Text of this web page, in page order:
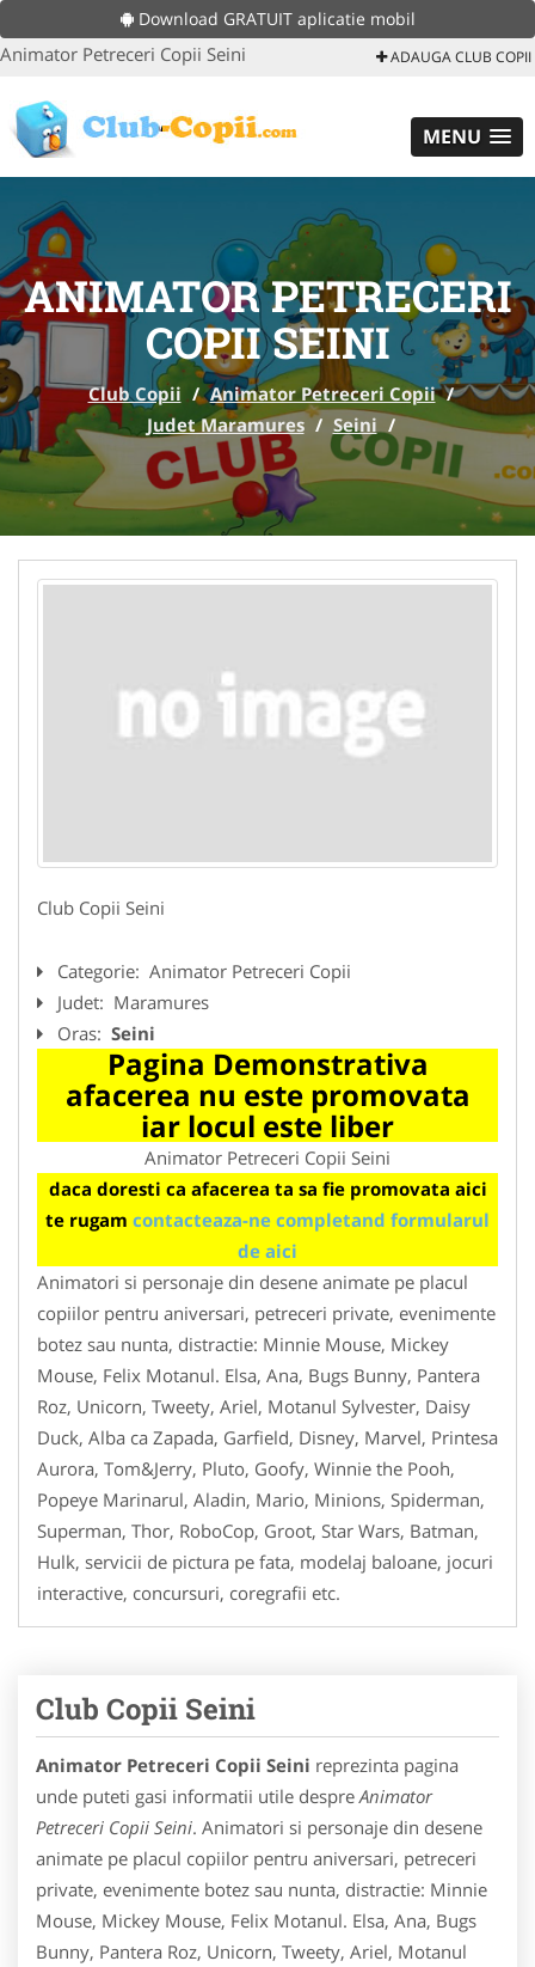
Download GRATUIT aplicatie mobil
Animator Petreceri Copii Seini ADAUGA CLUB COPII
MENU
ANIMATOR PETRECERI
COPII SEINI
Club Copii / Animator Petreceri Copii /
Judet Maramures / Seini /
Club Copii Seini
Categorie: Animator Petreceri Copii
Judet: Maramures
Oras: Seini
Pagina Demonstrativa
afacerea nu este promovata
iar locul este liber
Animator Petreceri Copii Seini
daca doresti ca afacerea ta sa fie promovata aici
te rugam contacteaza-ne completand formularul
de aici
Animatori si personaje din desene animate pe placul
copiilor pentru aniversari, petreceri private, evenimente
botez sau nunta, distractie: Minnie Mouse, Mickey
Mouse, Felix Motanul. Elsa, Ana, Bugs Bunny, Pantera
Roz, Unicorn, Tweety, Ariel, Motanul Sylvester, Daisy
Duck, Alba ca Zapada, Garfield, Disney, Marvel, Printesa
Aurora, Tom&Jerry, Pluto, Goofy, Winnie the Pooh,
Popeye Marinarul, Aladin, Mario, Minions, Spiderman,
Superman, Thor, RoboCop, Groot, Star Wars, Batman,
Hulk, servicii de pictura pe fata, modelaj baloane, jocuri
interactive, concursuri, coregrafii etc.
Club Copii Seini
Animator Petreceri Copii Seini reprezinta pagina
unde puteti gasi informatii utile despre Animator
Petreceri Copii Seini. Animatori si personaje din desene
animate pe placul copiilor pentru aniversari, petreceri
private, evenimente botez sau nunta, distractie: Minnie
Mouse, Mickey Mouse, Felix Motanul. Elsa, Ana, Bugs
Bunny, Pantera Roz, Unicorn, Tweety, Ariel, Motanul